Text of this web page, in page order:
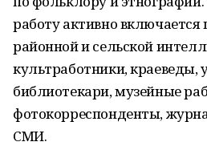
работу активно
районной и сельской
культработники, краеведы,
библиотекари, музейные
фотокорреспонденты,
СМИ.